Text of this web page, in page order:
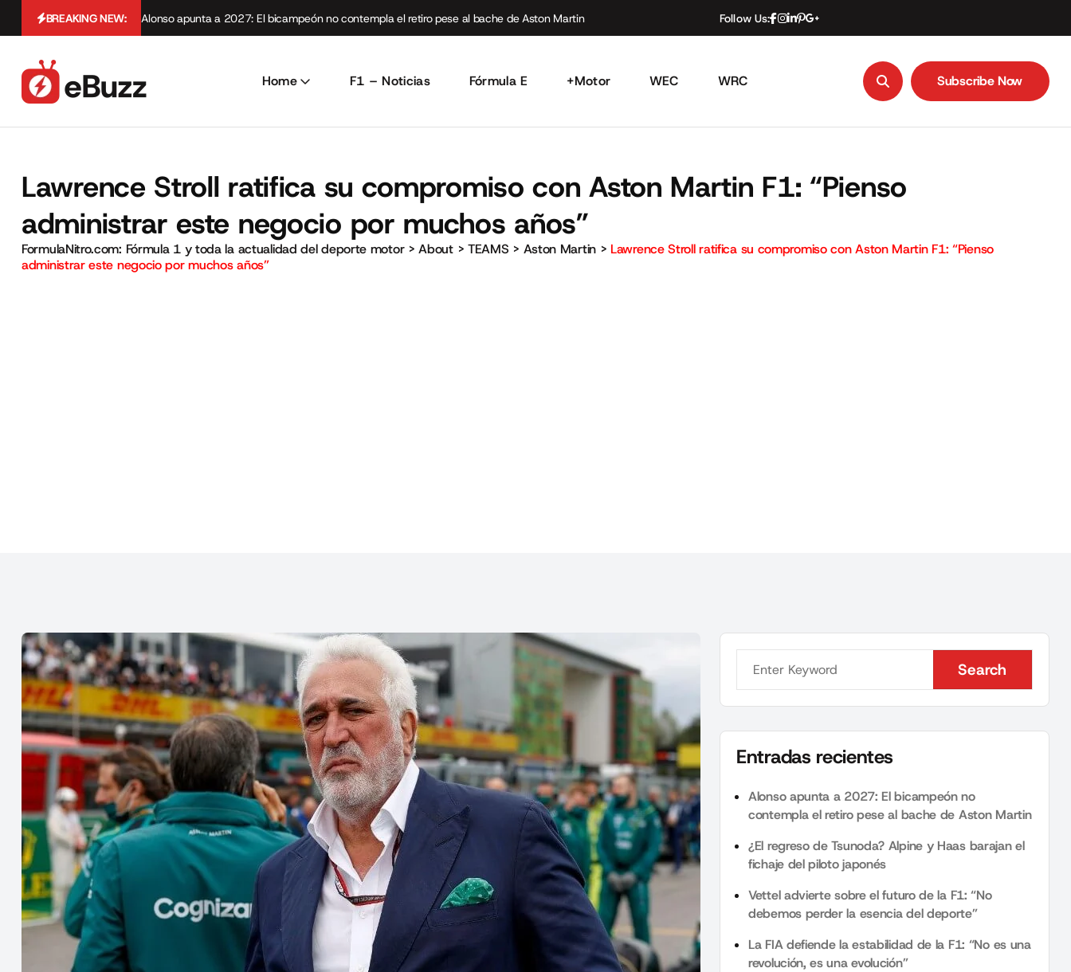
BREAKING NEW: Alonso apunta a 2027: El bicampeón no contempla el retiro pese al bache de Aston Martin Follow Us:
Home F1 – Noticias Fórmula E +Motor WEC WRC Subscribe Now
Lawrence Stroll ratifica su compromiso con Aston Martin F1: “Pienso
administrar este negocio por muchos años”
FormulaNitro.com: Fórmula 1 y toda la actualidad del deporte motor>About> TEAMS > Aston Martin> Lawrence Stroll ratifica su compromiso con Aston Martin F1: “Pienso
administrar este negocio por muchos años”
Search
Search
Entradas recientes
Alonso apunta a 2027: El bicampeón no
contempla el retiro pese al bache de Aston Martin
¿El regreso de Tsunoda? Alpine y Haas barajan el
fichaje del piloto japonés
Vettel advierte sobre el futuro de la F1: “No
debemos perder la esencia del deporte”
La FIA defiende la estabilidad de la F1: “No es una
revolución, es una evolución”